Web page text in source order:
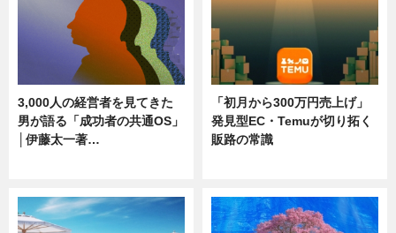
3,000人の経営者を見てきた
男が語る「成功者の共通OS」
│伊藤太一著…
「初月から300万円売上げ」
発見型EC・Temuが切り拓く
販路の常識